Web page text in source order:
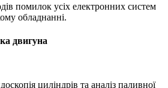
помилок усіх електронних систем
обладнанні.
двигуна
циліндрів та аналіз паливної